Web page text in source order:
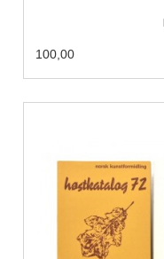
100,00